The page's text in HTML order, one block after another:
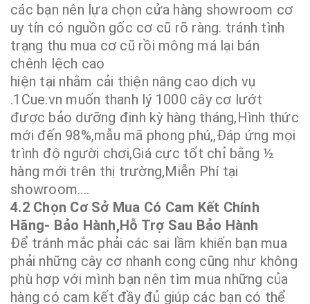
các bạn nên lựa chọn cửa hàng showroom cơ
uy tín có nguồn gốc cơ cũ rõ ràng. tránh tình
trạng thu mua cơ cũ rồi mông má lại bán
chênh lệch cao
hiện tại nhằm cải thiện nâng cao dịch vụ
.1Cue.vn muốn thanh lý 1000 cây cơ lướt
được bảo dưỡng định kỳ hàng tháng,Hình thức
mới đến 98%,mẫu mã phong phú,,Đáp ứng mọi
trình độ người chơi,Giá cực tốt chỉ bằng ½
hàng mới trên thị trường,Miễn Phí tại
showroom....
4.2 Chọn Cơ Sở Mua Có Cam Kết Chính
Hãng- Bảo Hành,Hỗ Trợ Sau Bảo Hành
Để tránh mắc phải các sai lầm khiến bạn mua
phải những cây cơ nhanh cong cũng như không
phù hợp với mình bạn nên tìm mua những của
hàng có cam kết đầy đủ giúp các bạn có thể